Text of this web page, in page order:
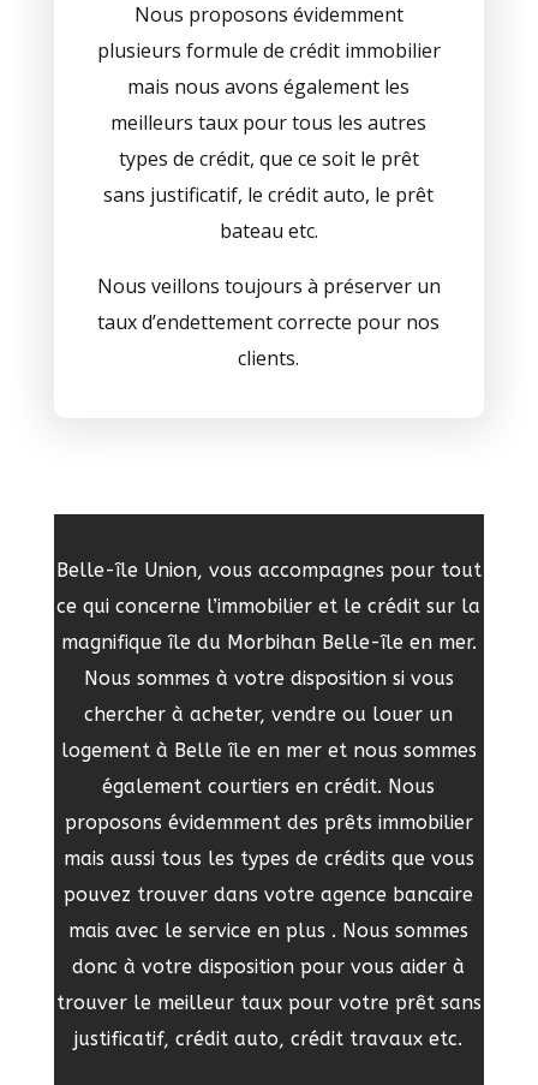
Nous proposons évidemment
plusieurs formule de crédit immobilier
mais nous avons également les
meilleurs taux pour tous les autres
types de crédit, que ce soit le prêt
sans justificatif, le crédit auto, le prêt
bateau etc.
Nous veillons toujours à préserver un
taux d’endettement correcte pour nos
clients.
Belle-île Union, vous accompagnes pour tout
ce qui concerne l’immobilier et le crédit sur la
magnifique île du Morbihan Belle-île en mer.
Nous sommes à votre disposition si vous
chercher à acheter, vendre ou louer un
logement à Belle île en mer et nous sommes
également courtiers en crédit. Nous
proposons évidemment des prêts immobilier
mais aussi tous les types de crédits que vous
pouvez trouver dans votre agence bancaire
mais avec le service en plus . Nous sommes
donc à votre disposition pour vous aider à
trouver le meilleur taux pour votre prêt sans
justificatif, crédit auto, crédit travaux etc.